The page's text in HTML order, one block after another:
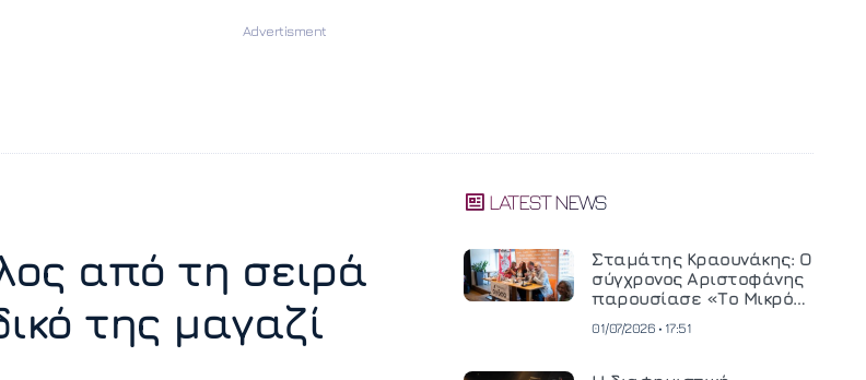
από τη σειρά
της μαγαζί
LATEST NEWS
Σταμάτης Κραουνάκης: Ο
σύγχρονος Αριστοφάνης
παρουσίασε «Το Μικρό
01/07/2026 • 17:51